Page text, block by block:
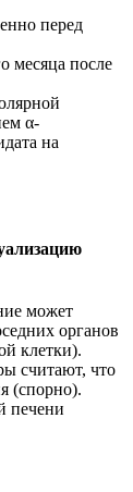
перед
месяца после
α-
на
может
органов
клетки).
считают, что
(спорно).
печени